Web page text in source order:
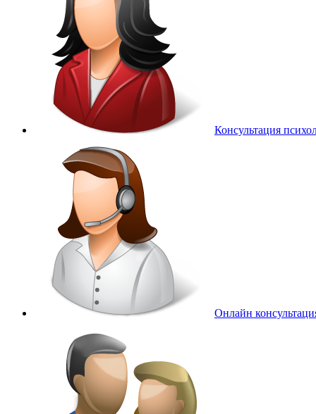
Консультация
Онлайн